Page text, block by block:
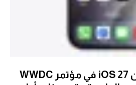
أبل تُعلن رسمياً عن iOS 27 في مؤتمر WWDC